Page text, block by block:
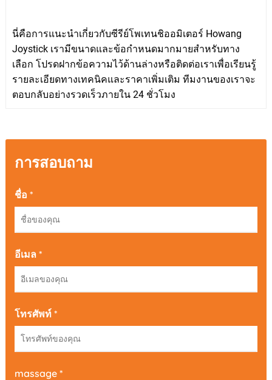
นี่คือการแนะนำเกี่ยวกับซีรีย์โพเทนชิออมิเตอร์ Howang
Joystick เรามีขนาดและข้อกำหนดมากมายสำหรับทาง
เลือก โปรดฝากข้อความไว้ด้านล่างหรือติดต่อเราเพื่อเรียนรู้
รายละเอียดทางเทคนิคและราคาเพิ่มเติม ทีมงานของเราจะ
ตอบกลับอย่างรวดเร็วภายใน 24 ชั่วโมง
การสอบถาม
ชื่อ *
อีเมล *
โทรศัพท์ *
massage *